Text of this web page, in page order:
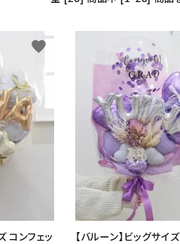
バルーンス
コンフェッ
favorite
【バルーン】ビッグサイ